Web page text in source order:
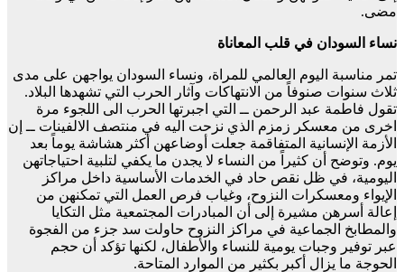
مضى.
نساء السودان في قلب المعاناة
تمر مناسبة اليوم العالمي للمراة، ونساء السودان يواجهن على مدى
ثلاث سنوات صنوفاً من الانتهاكات وآثار الحرب التي تشهدها البلاد.
تقول فاطمة عبد الرحمن ــ التي اجبرتها الحرب الى اللجوء مرة
اخرى من معسكر زمزم الذي نزحت اليه في منتصف الالفينات ــ إن
الأزمة الإنسانية المتفاقمة جعلت أوضاعهن أكثر هشاشة يوماً بعد
يوم. وتوضح أن كثيراً من النساء لا يجدن ما يكفي لتلبية احتياجاتهن
اليومية، في ظل نقص حاد في الخدمات الأساسية داخل مراكز
الإيواء ومعسكرات النزوح، وغياب فرص العمل التي تمكنهن من
إعالة أسرهن مشيرة إلى أن المبادرات المجتمعية مثل التكايا
والمطابخ الجماعية في مراكز النزوح حاولت سد جزء من الفجوة
عبر توفير وجبات يومية للنساء والأطفال، لكنها تؤكد أن حجم
الحوجة ما يزال أكبر بكثير من الموارد المتاحة.